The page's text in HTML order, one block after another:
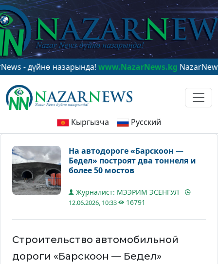
назарында!www.NazarNews.kgNazarNews - в
Кыргызча Русский
На автодороге «Барскоон —
Бедел» построят два тоннеля и
более 50 мостов
Журналист: МЭЭРИМ ЭСЕНГУЛ
12.06.2026, 10:33 16791
Строительство автомобильной
дороги «Барскоон — Бедел»